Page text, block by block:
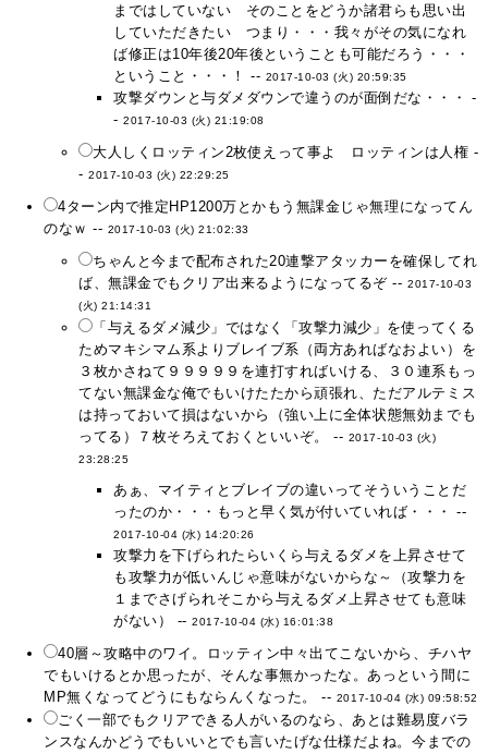
まではしていない そのことをどうか諸君らも思い出
していただきたい つまり・・・我々がその気になれ
ば修正は10年後20年後ということも可能だろう・・・
ということ・・・！ -- 2017-10-03 (火) 20:59:35
攻撃ダウンと与ダメダウンで違うのが面倒だな・・・ -
-2017-10-03 (火) 21:19:08
大人しくロッティン2枚使えって事よ ロッティンは人権 -
-2017-10-03 (火) 22:29:25
4ターン内で推定HP1200万とかもう無課金じゃ無理になってん
のなｗ -- 2017-10-03 (火) 21:02:33
ちゃんと今まで配布された20連撃アタッカーを確保してれ
ば、無課金でもクリア出来るようになってるぞ -- 2017-10-03
(火) 21:14:31
「与えるダメ減少」ではなく「攻撃力減少」を使ってくる
ためマキシマム系よりブレイブ系（両方あればなおよい）を
３枚かさねて９９９９９を連打すればいける、３０連系もっ
てない無課金な俺でもいけたたから頑張れ、ただアルテミス
は持っておいて損はないから（強い上に全体状態無効までも
ってる）７枚そろえておくといいぞ。 -- 2017-10-03 (火)
23:28:25
あぁ、マイティとブレイブの違いってそういうことだ
ったのか・・・もっと早く気が付いていれば・・・ --
2017-10-04 (水) 14:20:26
攻撃力を下げられたらいくら与えるダメを上昇させて
も攻撃力が低いんじゃ意味がないからな～（攻撃力を
１までさげられそこから与えるダメ上昇させても意味
がない） --2017-10-04 (水) 16:01:38
40層～攻略中のワイ。ロッティン中々出てこないから、チハヤ
でもいけるとか思ったが、そんな事無かったな。あっという間に
MP無くなってどうにもならんくなった。 -- 2017-10-04 (水) 09:58:52
ごく一部でもクリアできる人がいるのなら、あとは難易度バラ
ンスなんかどうでもいいとでも言いたげな仕様だよね。今までの